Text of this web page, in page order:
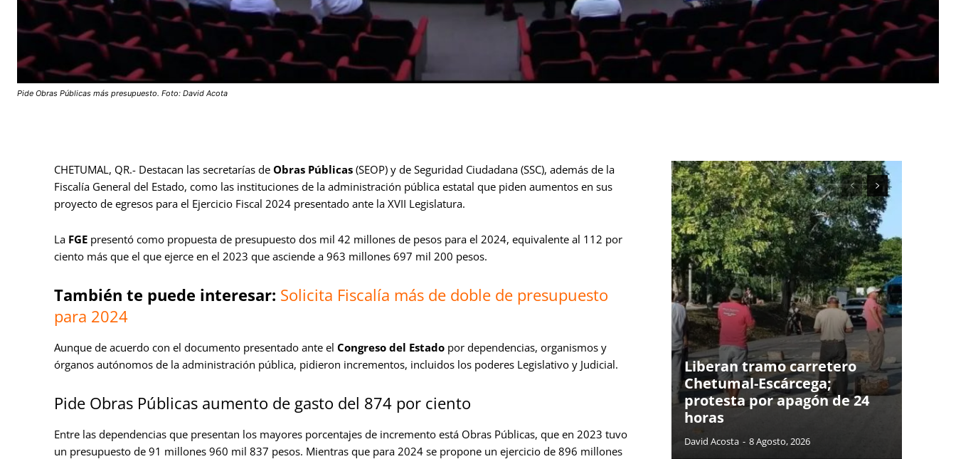
Pide Obras Públicas más presupuesto. Foto: David Acota
CHETUMAL, QR.- Destacan las secretarías de Obras Públicas (SEOP) y de Seguridad Ciudadana (SSC), además de la
Fiscalía General del Estado, como las instituciones de la administración pública estatal que piden aumentos en sus
proyecto de egresos para el Ejercicio Fiscal 2024 presentado ante la XVII Legislatura.
La FGE presentó como propuesta de presupuesto dos mil 42 millones de pesos para el 2024, equivalente al 112 por
ciento más que el que ejerce en el 2023 que asciende a 963 millones 697 mil 200 pesos.
También te puede interesar: Solicita Fiscalía más de doble de presupuesto
para 2024
Aunque de acuerdo con el documento presentado ante el Congreso del Estado por dependencias, organismos y
órganos autónomos de la administración pública, pidieron incrementos, incluidos los poderes Legislativo y Judicial.
Pide Obras Públicas aumento de gasto del 874 por ciento
Entre las dependencias que presentan los mayores porcentajes de incremento está Obras Públicas, que en 2023 tuvo
un presupuesto de 91 millones 960 mil 837 pesos. Mientras que para 2024 se propone un ejercicio de 896 millones
Liberan tramo carretero
Chetumal-Escárcega;
protesta por apagón de 24
horas
David Acosta - 8 Agosto, 2026